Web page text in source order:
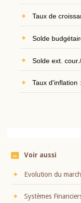
Taux de
Solde
Solde ext.
Taux d'inflation
Voir aussi
Evolution du
Systèmes